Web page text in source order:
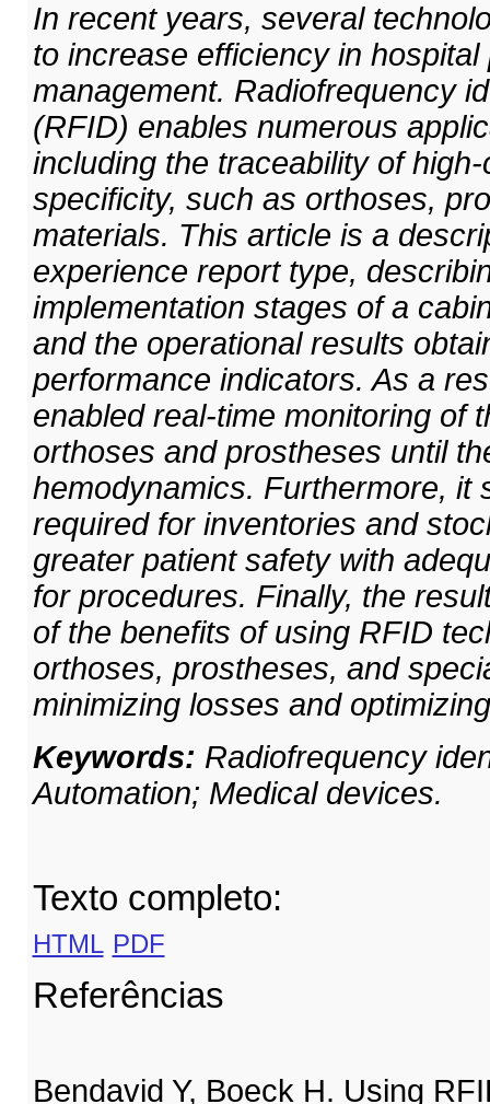
In recent years, several
to increase efficiency in
management. Radiofrequency
(RFID) enables numerous
including the traceability of
specificity, such as orthoses,
materials. This article is a
experience report type,
implementation stages of a
and the operational results
performance indicators. As a
enabled real-time monitoring of
orthoses and prostheses until
hemodynamics. Furthermore, it
required for inventories and
greater patient safety with
for procedures. Finally, the
of the benefits of using RFID
orthoses, prostheses, and
minimizing losses and
Keywords: Radiofrequency
Automation; Medical devices.
Texto completo:
HTML PDF
Referências
Bendavid Y, Boeck H. Using